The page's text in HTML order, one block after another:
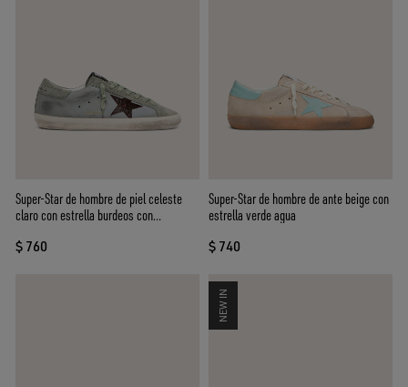
Super-Star de hombre de piel celeste
claro con estrella burdeos con
$ 760
Super-Star de hombre de ante beige con
estrella verde agua
$ 740
NEW IN